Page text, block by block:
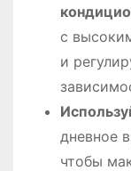
с
и
дневное
чтобы